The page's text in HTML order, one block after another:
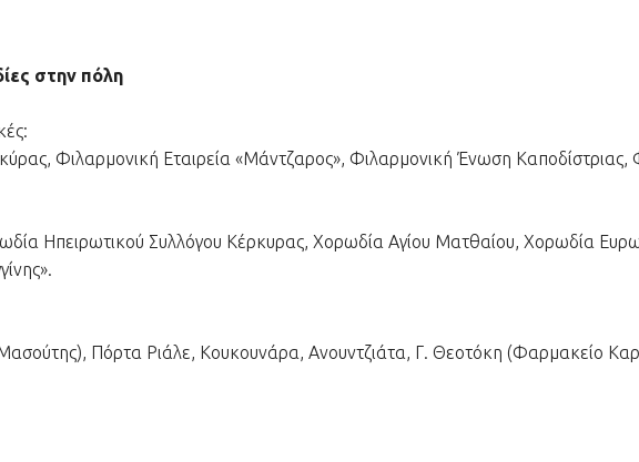
στην πόλη
Φιλαρμονική Εταιρεία «Μάντζαρος», Φιλαρμονική Ένωση
Ηπειρωτικού Συλλόγου Κέρκυρας, Χορωδία Αγίου Ματθαίου, Χορωδία
Πόρτα Ριάλε, Κουκουνάρα, Ανουντζιάτα, Γ. Θεοτόκη (Φαρμακείο